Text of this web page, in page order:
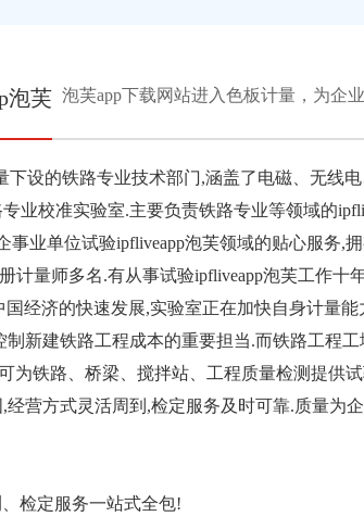
泡芙 泡芙app下载网站进入色板计量，为企
路专业技术部门,涵盖了电磁、无线电、时
组成铁路专业校准实验室.主要负责铁路专业等领域
业单位试验ipfliveapp泡芙领域的贴心服务,
计量师多名.有从事试验ipfliveapp泡芙工作十
着中国经济的快速发展,实验室正在加快自身计
新建铁路工程成本的重要担当.而铁路工程
路、桥梁、搅拌站、工程质量检测提
营方式灵活周到,检定服务及时可靠.质量为
、检定服务一站式全包!